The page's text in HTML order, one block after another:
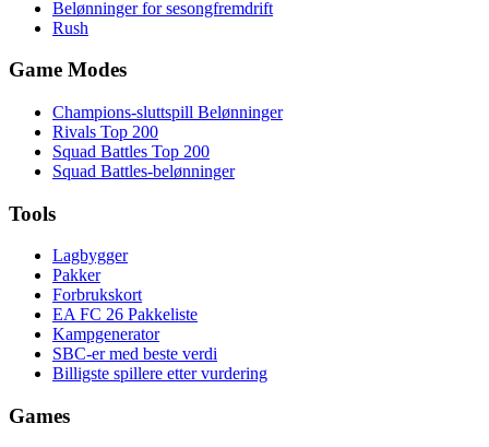
Belønninger for sesongfremdrift
Rush
Game Modes
Champions-sluttspill Belønninger
Rivals Top 200
Squad Battles Top 200
Squad Battles-belønninger
Tools
Lagbygger
Pakker
Forbrukskort
EA FC 26 Pakkeliste
Kampgenerator
SBC-er med beste verdi
Billigste spillere etter vurdering
Games